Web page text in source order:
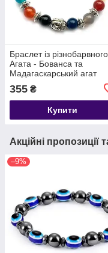
Браслет із різнобарвного
Агата - Бованса та
Мадагаскарський агат
355 ₴
Купити
Акційні пропозиції
–9%